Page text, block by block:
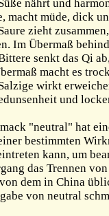
nährt und
macht müde, dick
zieht
Im Übermaß
senkt das Qi
macht es
wirkt
und
"neutral" hat
bestimmten
kann, um
das Trennen
dem in China
von neutral